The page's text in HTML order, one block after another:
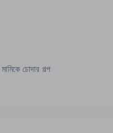
মামিকে চোদার গল্প